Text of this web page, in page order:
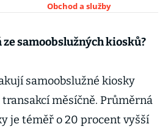
prostřednictvím
Obchod a služby
samoobslužných kiosků?
samoobslužné kiosky
měsíčně. Průměrná
je téměř o 20 procent vyšší